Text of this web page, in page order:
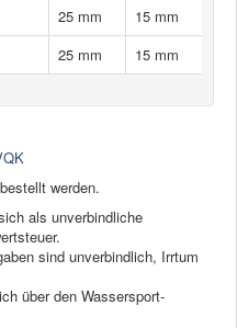
25 mm 15 mm
25 mm 15 mm
werden.
als unverbindliche
sind unverbindlich, Irrtum
über den Wassersport-